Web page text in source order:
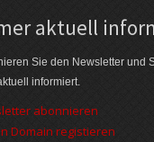
aktuell
Sie den Newsletter und
informiert.
abonnieren
Domain registieren